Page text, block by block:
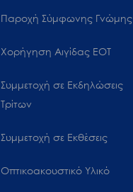
Παροχή Σύμφωνης Γνώμης
Χορήγηση Αιγίδας ΕΟΤ
Συμμετοχή σε Εκδηλώσεις
Τρίτων
Συμμετοχή σε Εκθέσεις
Οπτικοακουστικό Υλικό